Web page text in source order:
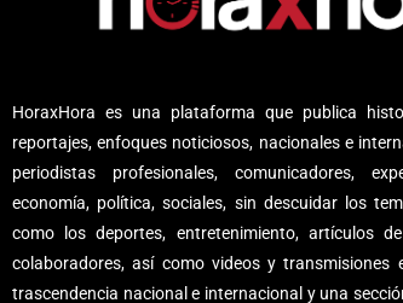
HoraxHora es una plataforma que publica
reportajes, enfoques noticiosos, nacionales e
periodistas profesionales, comunicadores,
economía, política, sociales, sin descuidar los
como los deportes, entretenimiento, artículos
colaboradores, así como videos y transmisiones
trascendencia nacional e internacional y una